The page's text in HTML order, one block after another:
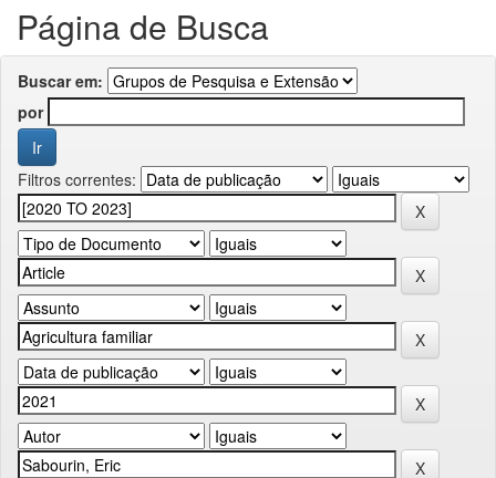
Página de Busca
Buscar em:
por
Filtros correntes: